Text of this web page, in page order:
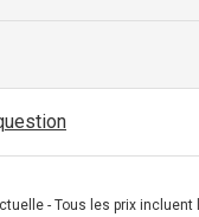
- Tous les prix incluent